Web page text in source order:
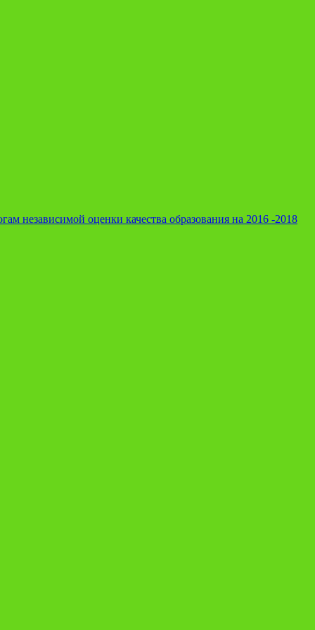
независимой оценки качества образования на 2016 -2018